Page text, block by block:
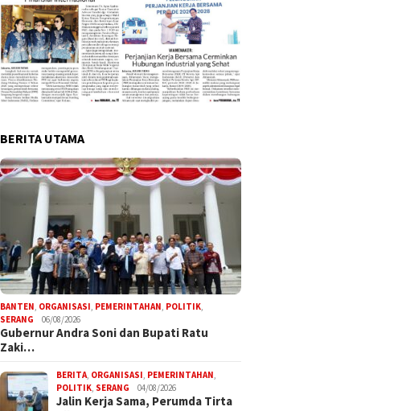
BERITA UTAMA
BANTEN ORGANISASI PEMERINTAHAN POLITIK
SERANG
06/08/2026
Gubernur Andra Soni dan Bupati Ratu
Zaki…
BERITA ORGANISASI PEMERINTAHAN
POLITIK SERANG 04/08/2026
Jalin Kerja Sama, Perumda Tirta